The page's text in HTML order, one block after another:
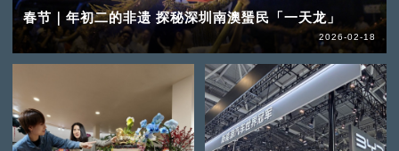
春节｜年初二的非遗 探秘深圳南澳蜑民「一天龙」
2026-02-18